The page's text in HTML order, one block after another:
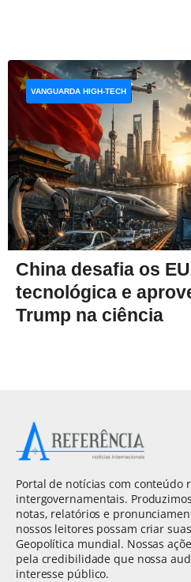
China desafia os
tecnológica e
Trump na ciência
VANGUARDA HIGH-TECH
Portal de notícias com conteúdo
intergovernamentais.
notas, relatórios e
nossos leitores possam criar
Geopolítica mundial. Nossas
pela credibilidade que nossa
interesse público.